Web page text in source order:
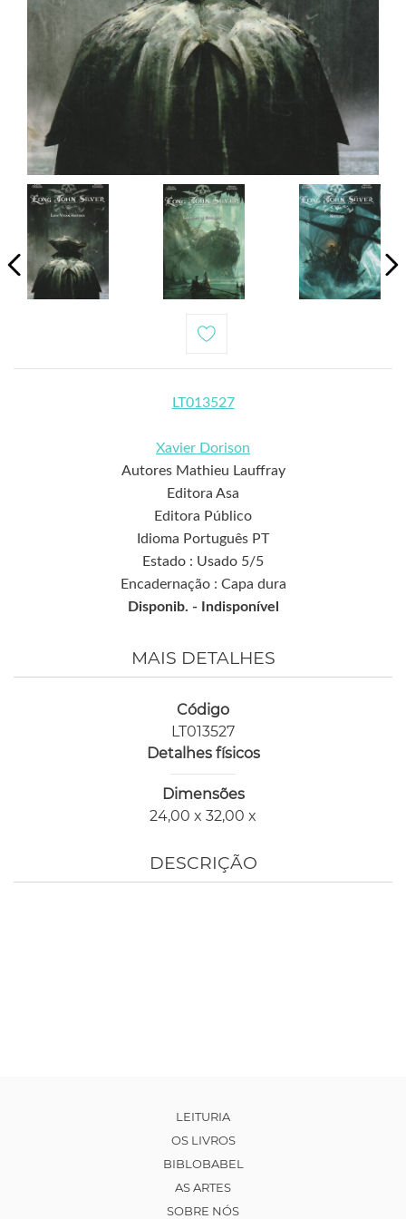
LT013527
Xavier Dorison
Autores Mathieu Lauffray
Editora Asa
Editora Público
Idioma Português PT
Estado : Usado 5/5
Encadernação : Capa dura
Disponib. -
Indisponível
MAIS DETALHES
Código
LT013527
Detalhes físicos
Dimensões
24,00 x 32,00 x
DESCRIÇÃO
LEITURIA
OS LIVROS
BIBLOBABEL
AS ARTES
SOBRE NÓS